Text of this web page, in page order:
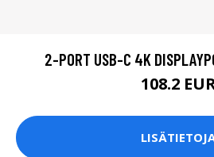
2-PORT USB-C 4K
108.2